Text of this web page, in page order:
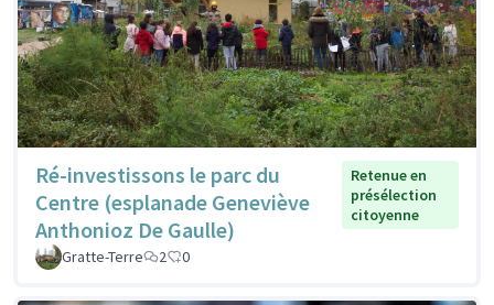
Ré-investissons le parc du
Centre (esplanade Geneviève
Anthonioz De Gaulle)
Retenue en
présélection
citoyenne
Gratte-Terre 2 0